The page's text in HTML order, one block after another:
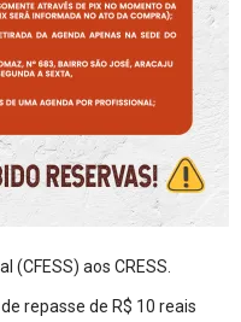
(CFESS) aos CRESS.
repasse de R$ 10 reais